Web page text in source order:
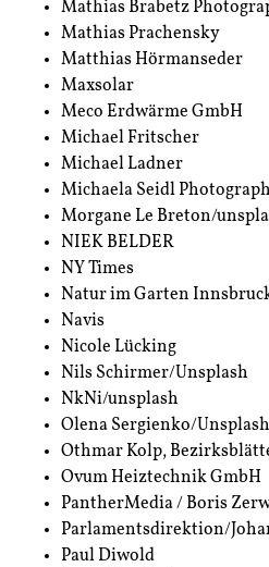
Geschichten
Mitmachen
So fährt TIROL 2050
Kontakt
Mathias Brabetz
Mathias Prachensky
Matthias Hörmanseder
Maxsolar
Meco Erdwärme GmbH
Michael Fritscher
Michael Ladner
Michaela Seidl
Morgane Le Breton/
NIEK BELDER
NY Times
Natur im Garten
Navis
Nicole Lücking
Nils Schirmer/Unsplash
NkNi/unsplash
Olena Sergienko/Unsplash
Othmar Kolp,
Ovum Heiztechnik GmbH
PantherMedia / Boris
Parlamentsdirektion/
Paul Diwold